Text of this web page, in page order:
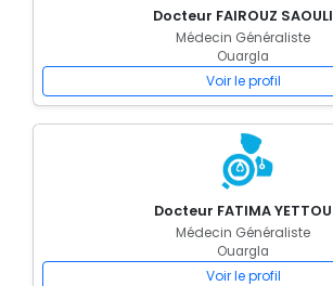
Docteur FAIROUZ SAOULI
Médecin Généraliste
Ouargla
Voir le profil
Docteur FATIMA YETTOU
Médecin Généraliste
Ouargla
Voir le profil